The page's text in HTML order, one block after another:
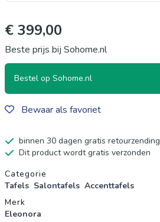
€ 399,00
Beste prijs bij Sohome.nl
Bestel op Sohome.nl
Bewaar als favoriet
binnen 30 dagen gratis retourzending
Dit product wordt gratis verzonden
Productgegevens
Categorie
Tafels Salontafels Accenttafels
Merk
Eleonora